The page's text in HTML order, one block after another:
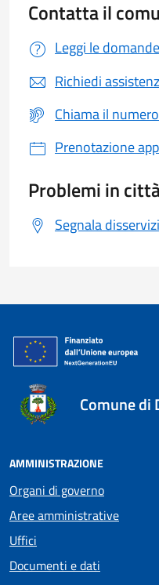
Contatta il
Leggi le
Richiedi
Chiama il
Prenotazione
Problemi in
Segnala
Comune di
AMMINISTRAZIONE
Organi di governo
Aree amministrative
Uffici
Documenti e dati